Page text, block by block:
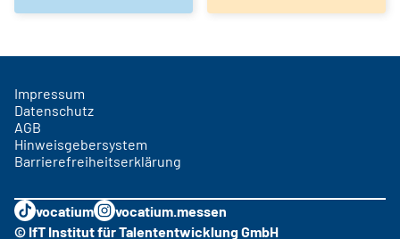
Impressum
Datenschutz
AGB
Hinweisgebersystem
Barrierefreiheitserklärung
vocatium
vocatium.messen
© IfT Institut für Talententwicklung GmbH